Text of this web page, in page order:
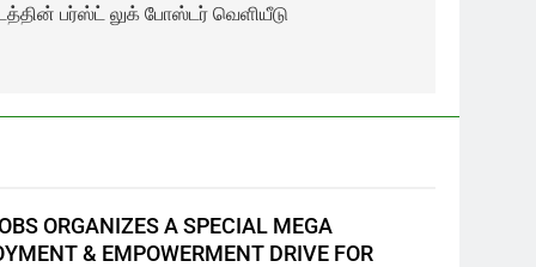
பர்ஸ்ட் லுக் போஸ்டர் வெளியீடு
ORGANIZES A SPECIAL MEGA
& EMPOWERMENT DRIVE FOR